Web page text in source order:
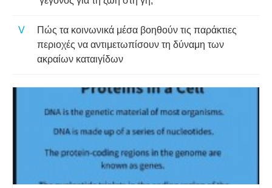
Πώς τα κοινωνικά μέσα βοηθούν τις παράκτιες
περιοχές να αντιμετωπίσουν τη δύναμη των
ακραίων καταιγίδων